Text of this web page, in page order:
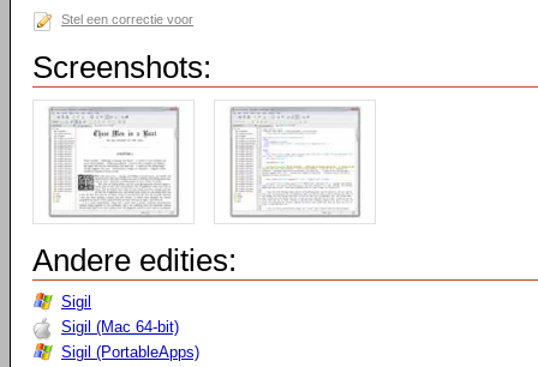
Stel een correctie voor
Screenshots:
Andere edities:
Sigil
Sigil (Mac 64-bit)
Sigil (PortableApps)